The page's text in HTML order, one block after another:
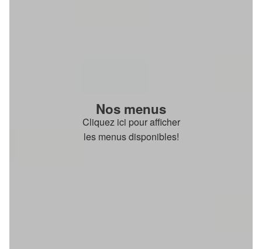
Nos menus
Cliquez ici pour afficher
les menus disponibles!